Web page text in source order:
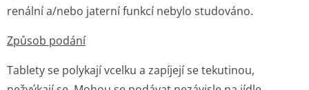
renální a/nebo jaterní funkcí nebylo studováno.
Způsob podání
Tablety se polykají vcelku a zapíjejí se tekutinou,